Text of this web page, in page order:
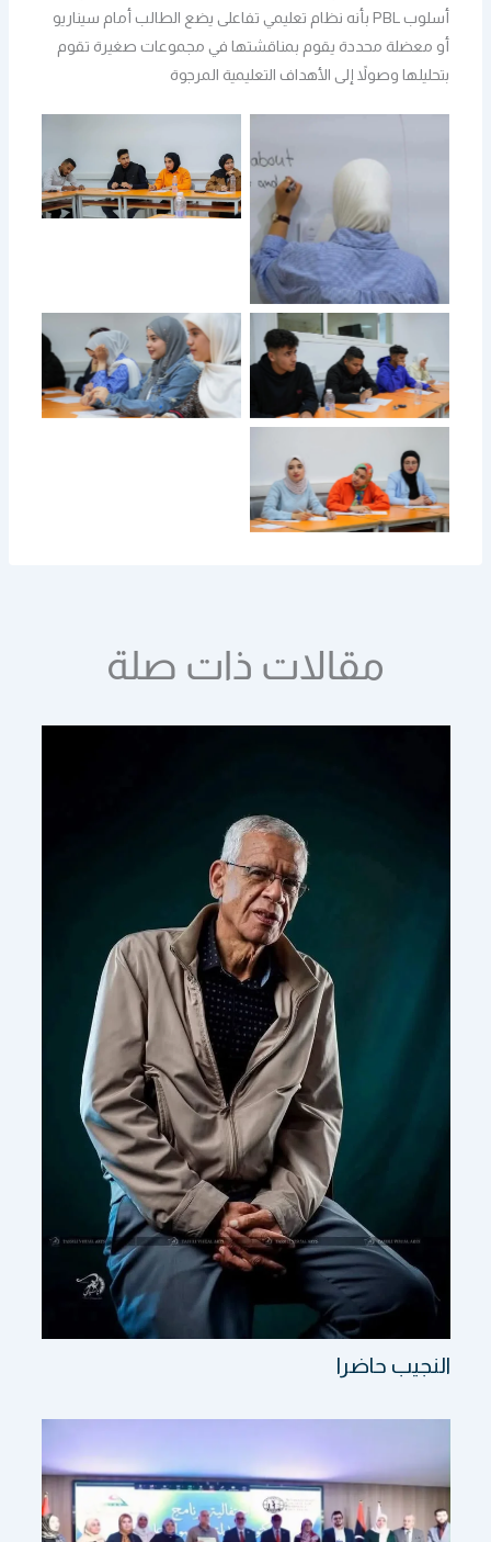
أسلوب PBL بأنه نظام تعليمي تفاعلى يضع الطالب أمام سيناريو
أو معضلة محددة يقوم بمناقشتها في مجموعات صغيرة تقوم
بتحليلها وصولاً إلى الأهداف التعليمية المرجوة
مقالات ذات صلة
النجيب حاضرا